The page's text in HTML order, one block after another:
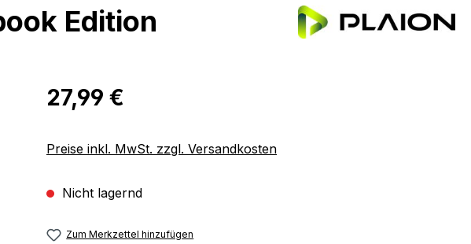
Edition
Regulärer Preis:
27,99 €
Preise inkl. MwSt. zzgl. Versandkosten
Nicht lagernd
Zum Merkzettel hinzufügen